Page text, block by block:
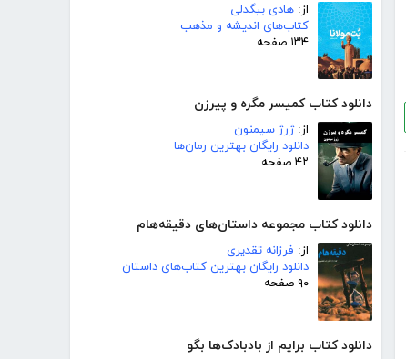
از: هادی بیگدلی
کتاب‌های اندیشه و مذهب
۱۳۴ صفحه
دانلود کتاب کمیسر مگره و پیرزن
از:ژرژ سیمنون
دانلود رایگان بهترین رمان‌ها
۴۲ صفحه
دانلود کتاب مجموعه داستان‌های دقیقه‌هام
از: فرزانه تقدیری
دانلود رایگان بهترین کتاب‌های داستان
۹۰ صفحه
دانلود کتاب برایم از بادبادک‌ها بگو